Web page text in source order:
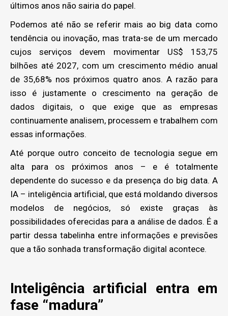
últimos anos não sairia do papel.
Podemos até não se referir mais ao big data como
tendência ou inovação, mas trata-se de um mercado
cujos serviços devem movimentar US$ 153,75
bilhões até 2027, com um crescimento médio anual
de 35,68% nos próximos quatro anos. A razão para
isso é justamente o crescimento na geração de
dados digitais, o que exige que as empresas
continuamente analisem, processem e trabalhem com
essas informações.
Até porque outro conceito de tecnologia segue em
alta para os próximos anos – e é totalmente
dependente do sucesso e da presença do big data. A
IA – inteligência artificial, que está moldando diversos
modelos de negócios, só existe graças às
possibilidades oferecidas para a análise de dados. É a
partir dessa tabelinha entre informações e previsões
que a tão sonhada transformação digital acontece.
Inteligência artificial entra em
fase “madura”